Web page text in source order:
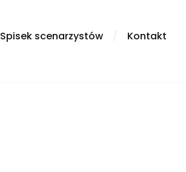
Spisek scenarzystów Kontakt